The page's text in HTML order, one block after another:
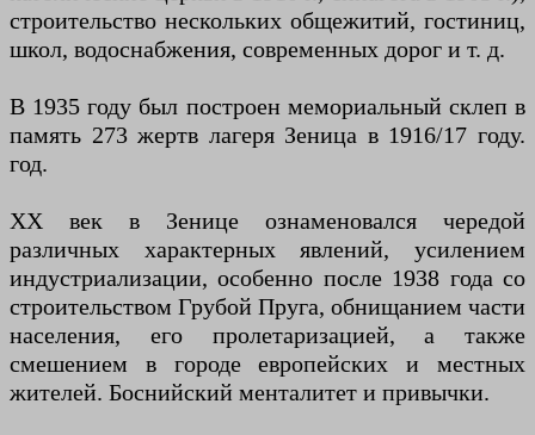
строительство нескольких общежитий, гостиниц,
школ, водоснабжения, современных дорог и т. д.
В 1935 году был построен мемориальный склеп в
память 273 жертв лагеря Зеница в 1916/17 году.
год.
XX век в Зенице ознаменовался чередой
различных характерных явлений, усилением
индустриализации, особенно после 1938 года со
строительством Грубой Пруга, обнищанием части
населения, его пролетаризацией, а также
смешением в городе европейских и местных
жителей. Боснийский менталитет и привычки.